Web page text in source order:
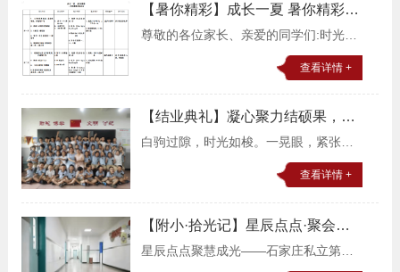
人震撼的文化与艺术！
【暑你精彩】成长一夏 暑你精彩
——私立一中附属小学暑期实践作
尊敬的各位家长、亲爱的同学们:时光流
转，我们迎来了一个轻松快乐的暑假。
你认为暑假应该是怎样的呢？我们的暑
了让大家的假期
查看详情 +
【结业典礼】凝心聚力结硕果，展
翅翱翔向未来——私立一中附属小
白驹过隙，时光如梭。一晃眼，紧张的
一学期悄然离去，我们这学期的学习生
活也划上了一个完美的句号。‍6月30日私
期结业典礼如期举
查看详情 +
【附小·拾光记】星辰点点·聚会成
光——石家庄私立第一中学附属小
星辰点点聚慧成光——石家庄私立第一